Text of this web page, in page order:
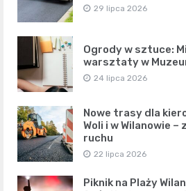
29 lipca 2026
Ogrody w sztuce:
warsztaty w
24 lipca 2026
Nowe trasy dla
Woli i w Wilanowie
ruchu
22 lipca 2026
Piknik na Plaży